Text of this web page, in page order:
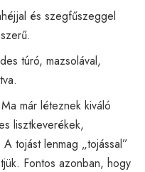
és szegfűszeggel
túró, mazsolával,
Ma már léteznek kiváló
lisztkeverékek,
tojást lenmag „tojással”
Fontos azonban, hogy